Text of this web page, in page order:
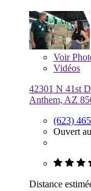
Voir
Vidéos
42301 N 41st
Anthem, AZ
(623)
Ouvert
Distance